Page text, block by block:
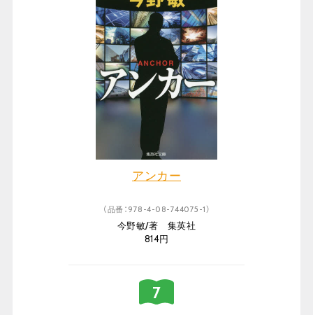
アンカー
（品番：978-4-08-744075-1）
今野敏/著 集英社
814円